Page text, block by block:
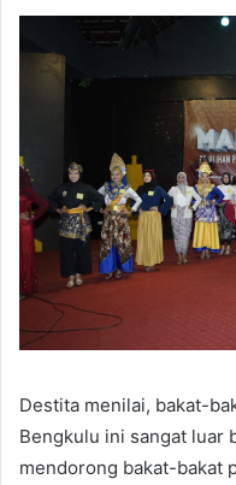
Destita menilai, bakat-
Bengkulu ini sangat luar
mendorong bakat-bakat